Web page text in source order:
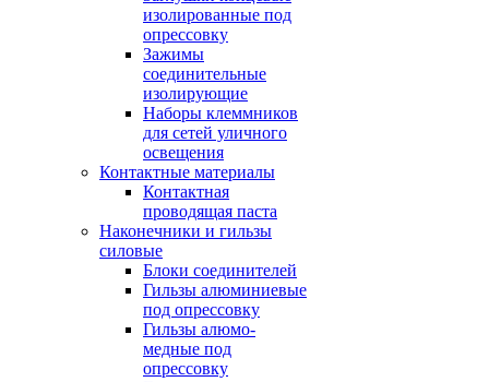
изолированные под
опрессовку
Зажимы
соединительные
изолирующие
Наборы клеммников
для сетей уличного
освещения
Контактные материалы
Контактная
проводящая паста
Наконечники и гильзы
силовые
Блоки соединителей
Гильзы алюминиевые
под опрессовку
Гильзы алюмо-
медные под
опрессовку